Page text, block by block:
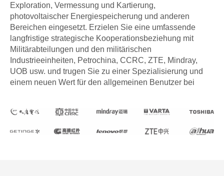
Exploration, Vermessung und Kartierung,
photovoltaischer Energiespeicherung und anderen
Bereichen eingesetzt. Erzielen Sie eine umfassende
langfristige strategische Kooperationsbeziehung mit
Militärabteilungen und den militärischen
Industrieeinheiten, Petrochina, CCRC, ZTE, Mindray,
UOB usw. und trugen Sie zu einer Spezialisierung und
einem neuen Wert für den allgemeinen Benutzer bei